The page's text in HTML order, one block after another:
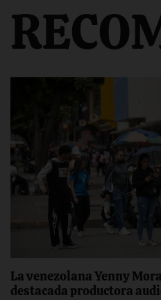
La venezolana Yenny
destacada productora